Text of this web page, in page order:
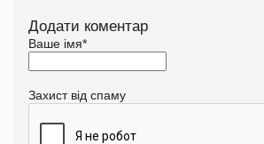
Додати коментар
Ваше імя*
Захист від спаму